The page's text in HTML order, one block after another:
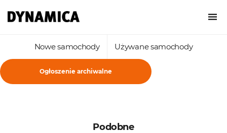
Nowe samochody Używane samochody
Ogłoszenie archiwalne
Podobne